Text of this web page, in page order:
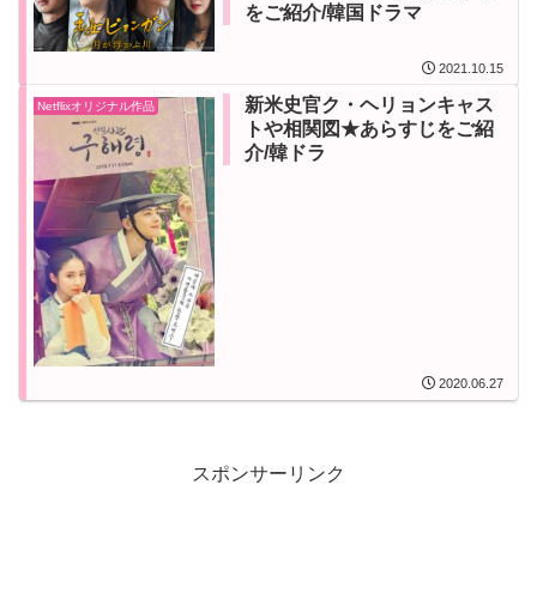
をご紹介/韓国ドラマ
2021.10.15
Netflixオリジナル作品
新米史官ク・ヘリョンキャス
トや相関図★あらすじをご紹
介/韓ドラ
2020.06.27
スポンサーリンク